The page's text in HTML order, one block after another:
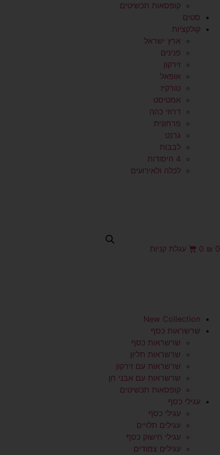
קופסאות תכשיטים
סטים
קולקציות
ארץ ישראל
פנינים
זירקון
אופאל
טורקיז
אמטיסט
דרוזי כהה
פרחונית
גרנט
לבבות
4 היסודות
לכלה ולאירועים
₪ 0
0 עגלת קניות
New Collection
שרשראות כסף
שרשראות כסף
שרשראות תליון
שרשראות עם זירקון
שרשראות עם אבני חן
קופסאות תכשיטים
עגילי כסף
עגילי כסף
עגילים תלויים
עגילי חישוק כסף
עגילים צמודים